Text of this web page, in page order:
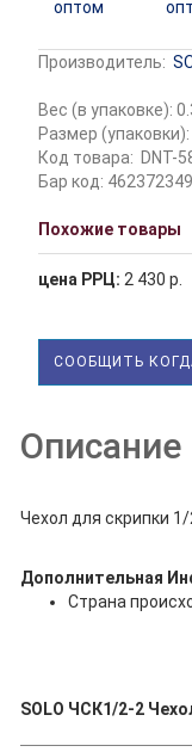
Производитель:
Вес (в упаковке):
Размер
Код товара: DNT-
Бар код:
Похожие товары
цена РРЦ: 2 430 р.
СООБЩИТЬ
Описание
Чехол для скрипки
Дополнительная
Страна
SOLO ЧСК1/2-2